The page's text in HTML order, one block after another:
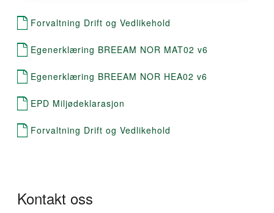
Forvaltning Drift og Vedlikehold
Egenerklæring BREEAM NOR MAT02 v6
Egenerklæring BREEAM NOR HEA02 v6
EPD Miljødeklarasjon
Forvaltning Drift og Vedlikehold
Kontakt oss